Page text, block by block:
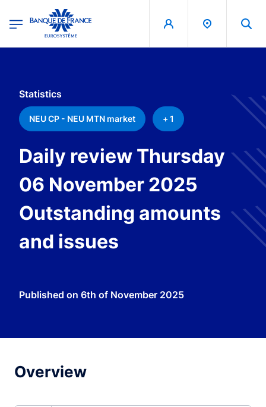
Banque de France - Menu Principal
Statistics
NEU CP - NEU MTN market + 1
Daily review Thursday
06 November 2025
Outstanding amounts
and issues
Published on 6th of November 2025
Overview